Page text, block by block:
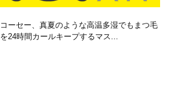
コーセー、真夏のような高温多湿でもまつ毛
を24時間カールキープするマス...